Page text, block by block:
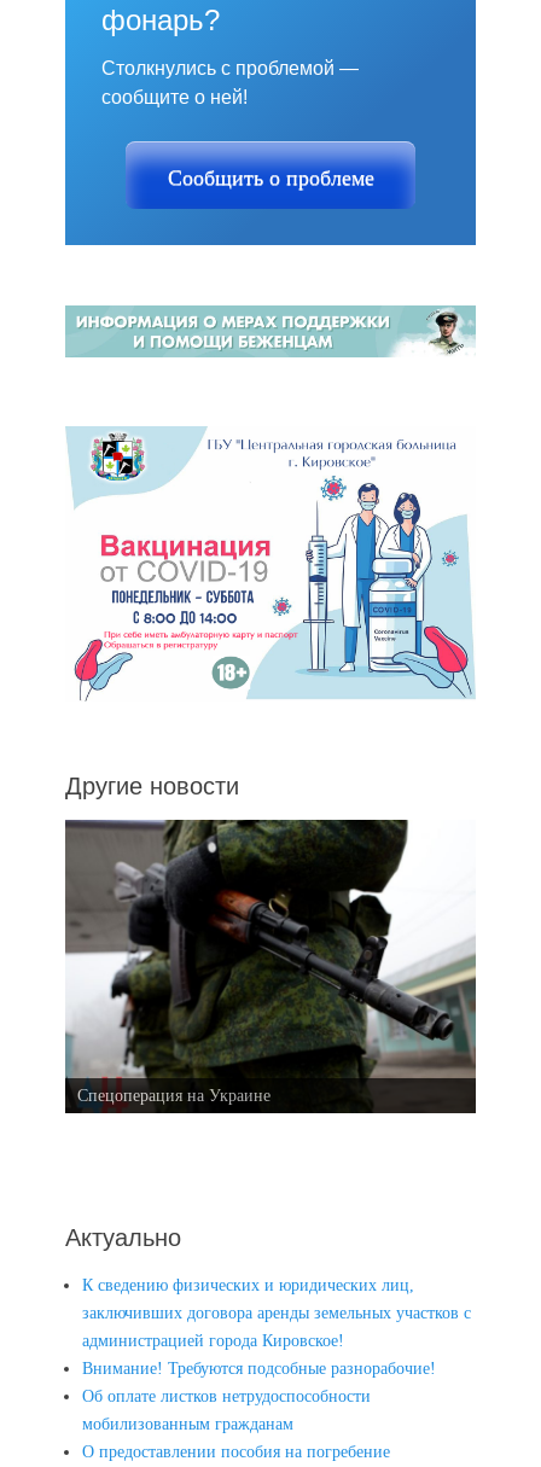
фонарь?
Столкнулись с проблемой —
сообщите о ней!
Сообщить о проблеме
Другие новости
Спецоперация на Украине
Актуально
К сведению физических и юридических лиц,
заключивших договора аренды земельных участков с
администрацией города Кировское!
Внимание! Требуются подсобные разнорабочие!
Об оплате листков нетрудоспособности
мобилизованным гражданам
О предоставлении пособия на погребение